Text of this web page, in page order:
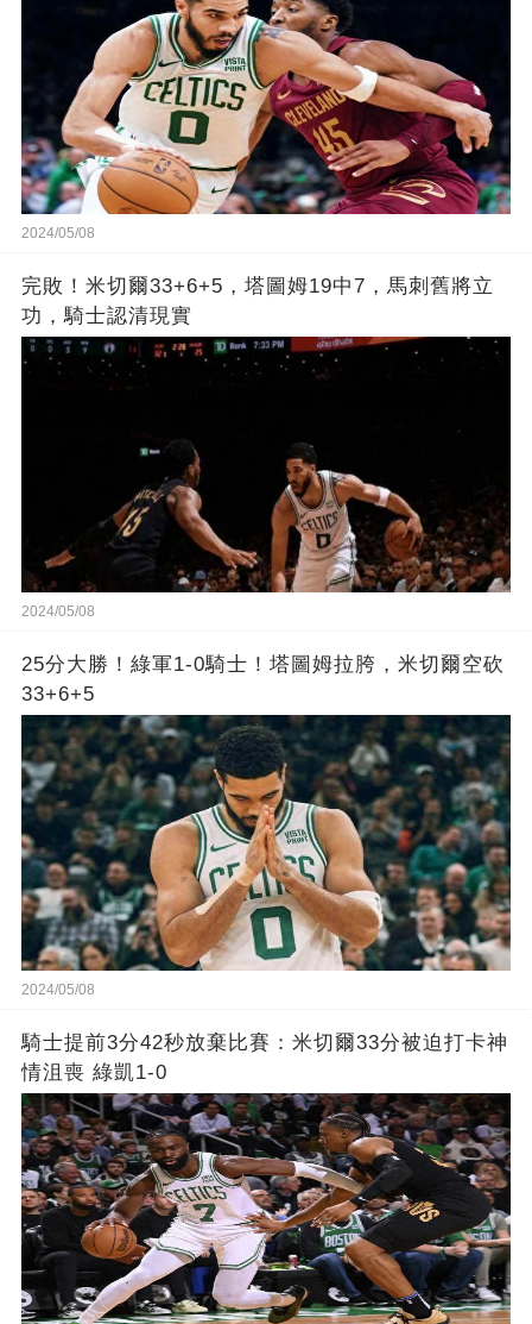
2024/05/08
完敗！米切爾33+6+5，塔圖姆19中7，馬刺舊將立
功，騎士認清現實
2024/05/08
25分大勝！綠軍1-0騎士！塔圖姆拉胯，米切爾空砍
33+6+5
2024/05/08
騎士提前3分42秒放棄比賽：米切爾33分被迫打卡神
情沮喪 綠凱1-0